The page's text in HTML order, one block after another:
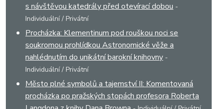
s návštěvou katedrály před otevírací dobou -
Individuální / Privátní
Procházka: Klementinum pod rouškou noci se
soukromou prohlídkou Astronomické věže a
nahlédnutím do unikátní barokní knihovny -
Individuální / Privátní
Město plné symbolů a tajemství II: Komentovaná
procházka po pražských stopách profesora Roberta